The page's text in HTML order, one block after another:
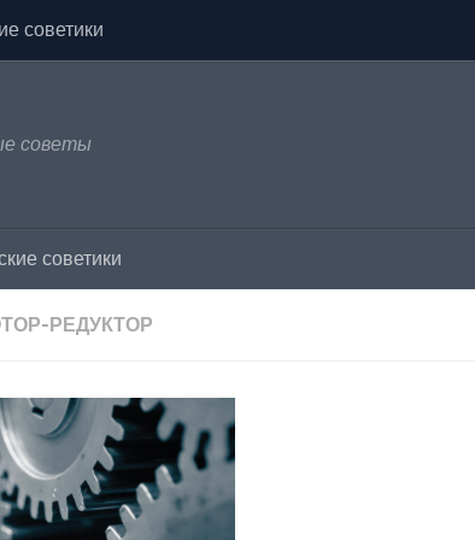
советики
советы
советики
РЕДУКТОР